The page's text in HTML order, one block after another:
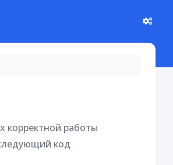
работы
код